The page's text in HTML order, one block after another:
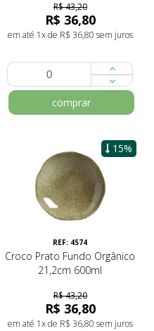
R$ 43,20
R$ 36,80
em até 1x de R$ 36,80 sem juros
comprar
15%
REF: 4574
Croco Prato Fundo Orgânico
21,2cm 600ml
R$ 43,20
R$ 36,80
em até 1x de R$ 36,80 sem juros